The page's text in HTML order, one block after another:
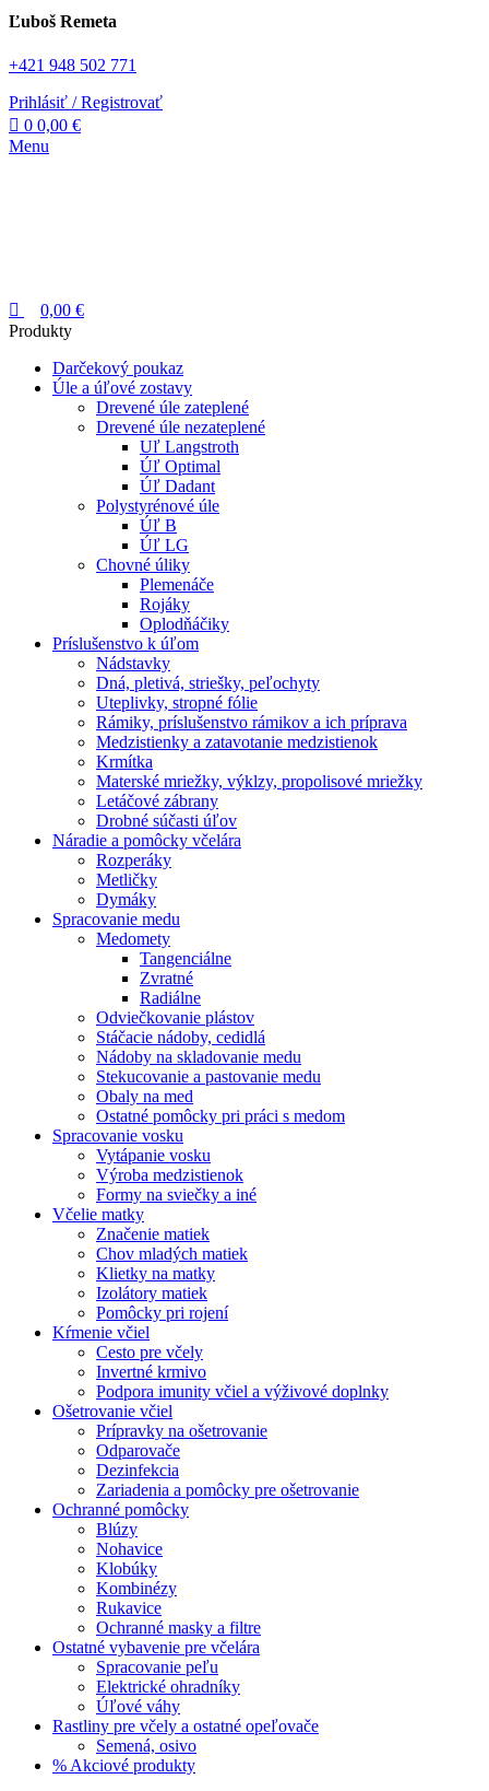
Ľuboš Remeta
+421 948 502 771
Prihlásiť / Registrovať
0 0,00 €
Menu
0,00 €
Produkty
Darčekový poukaz
Úle a úľové zostavy
Drevené úle zateplené
Drevené úle nezateplené
Uľ Langstroth
Úľ Optimal
Úľ Dadant
Polystyrénové úle
Úľ B
Úľ LG
Chovné úliky
Plemenáče
Rojáky
Oplodňáčiky
Príslušenstvo k úľom
Nádstavky
Dná, pletivá, striešky, peľochyty
Uteplivky, stropné fólie
Rámiky, príslušenstvo rámikov a ich príprava
Medzistienky a zatavotanie medzistienok
Krmítka
Materské mriežky, výklzy, propolisové mriežky
Letáčové zábrany
Drobné súčasti úľov
Náradie a pomôcky včelára
Rozperáky
Metličky
Dymáky
Spracovanie medu
Medomety
Tangenciálne
Zvratné
Radiálne
Odviečkovanie plástov
Stáčacie nádoby, cedidlá
Nádoby na skladovanie medu
Stekucovanie a pastovanie medu
Obaly na med
Ostatné pomôcky pri práci s medom
Spracovanie vosku
Vytápanie vosku
Výroba medzistienok
Formy na sviečky a iné
Včelie matky
Značenie matiek
Chov mladých matiek
Klietky na matky
Izolátory matiek
Pomôcky pri rojení
Kŕmenie včiel
Cesto pre včely
Invertné krmivo
Podpora imunity včiel a výživové doplnky
Ošetrovanie včiel
Prípravky na ošetrovanie
Odparovače
Dezinfekcia
Zariadenia a pomôcky pre ošetrovanie
Ochranné pomôcky
Blúzy
Nohavice
Klobúky
Kombinézy
Rukavice
Ochranné masky a filtre
Ostatné vybavenie pre včelára
Spracovanie peľu
Elektrické ohradníky
Úľové váhy
Rastliny pre včely a ostatné opeľovače
Semená, osivo
% Akciové produkty